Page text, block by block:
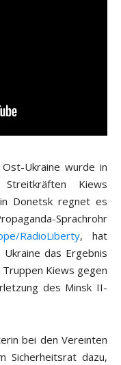
Ukraine wurde in
Kiews
Donetsk regnet es
Sprachrohr
RadioLiberty, hat
das Ergebnis
Kiews gegen
des Minsk II-
bei den Vereinten
Sicherheitsrat dazu,